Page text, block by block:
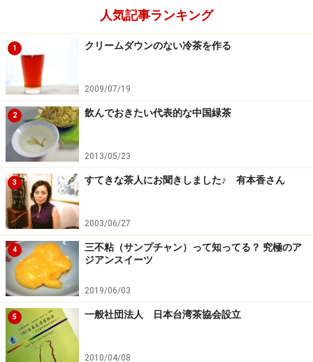
人気記事ランキング
1 クリームダウンのない冷茶を作る
2009/07/19
2 飲んでおきたい代表的な中国緑茶
2013/05/23
3 すてきな茶人にお聞きしました♪ 有本香さん
2003/06/27
4
三不粘（サンプチャン）って知ってる？ 究極のア
ジアンスイーツ
2019/06/03
5 一般社団法人 日本台湾茶協会設立
2010/04/08